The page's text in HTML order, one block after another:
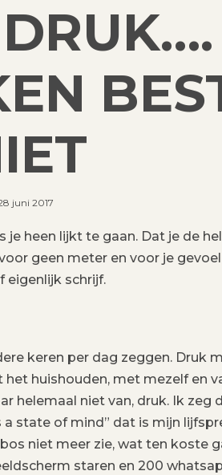
juni 2017
je heen lijkt te gaan. Dat je de
geen meter en voor je
eigenlijk schrijf.
keren per dag zeggen. Druk
huishouden, met mezelf en
helemaal niet van, druk. Ik zeg
state of mind” dat is mijn
niet meer zie, wat ten koste
staren en 200